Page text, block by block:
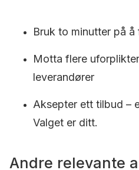
Bruk to minutter på
Motta flere
leverandører
Aksepter ett tilbud –
Valget er ditt.
Andre relevante